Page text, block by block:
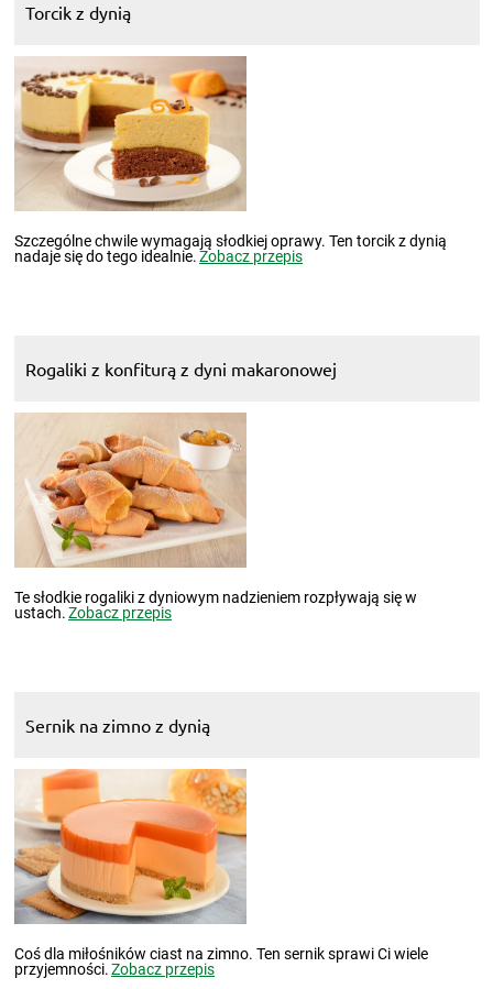
Torcik z dynią
Szczególne chwile wymagają słodkiej oprawy. Ten torcik z dynią
nadaje się do tego idealnie.Zobacz przepis
Rogaliki z konfiturą z dyni makaronowej
Te słodkie rogaliki z dyniowym nadzieniem rozpływają się w
ustach.Zobacz przepis
Sernik na zimno z dynią
Coś dla miłośników ciast na zimno. Ten sernik sprawi Ci wiele
przyjemności.Zobacz przepis